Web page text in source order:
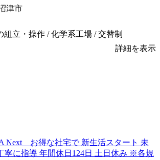
津市
組立・操作 / 化学系工場 / 交替制
詳細を表示